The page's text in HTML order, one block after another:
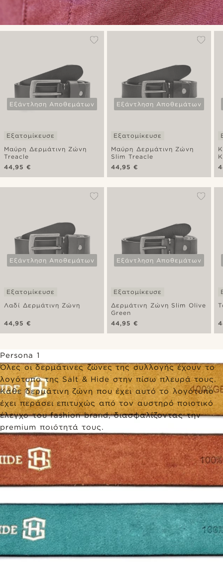
Εξάντληση Αποθεμάτων
Μαύρη Δερμάτινη Ζώνη
Treacle
Εξατομίκευσε
44,95 €
Εξάντληση Αποθεμάτων
Μαύρη Δερμάτινη Ζώνη
Slim Treacle
Εξατομίκευσε
44,95 €
Εξάντληση Αποθεμάτων
Λαδί Δερμάτινη Ζώνη
Εξατομίκευσε
44,95 €
Εξάντληση Αποθεμάτων
Δερμάτινη Ζώνη Slim Olive
Green
Εξατομίκευσε
44,95 €
Persona 1
Όλες οι δερμάτινες ζώνες της συλλογής έχουν το
λογότυπο της Salt & Hide στην πίσω πλευρά τους.
Κάθε δερμάτινη ζώνη που έχει αυτό το λογότυπο
έχει περάσει επιτυχώς από τον αυστηρό ποιοτικό
έλεγχο του fashion brand, διασφαλίζοντας την
premium ποιότητά τους.